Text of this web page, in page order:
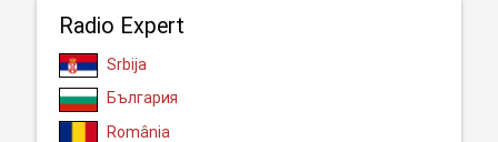
Radio Expert
Srbija
България
România